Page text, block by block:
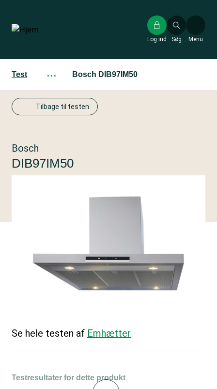
hovedindhold
Søg
Log ind Menu
Test ··· Bosch DIB97IM50
Tilbage til testen
Bosch
DIB97IM50
Se hele testen af Emhætter
Testresultater for dette produkt